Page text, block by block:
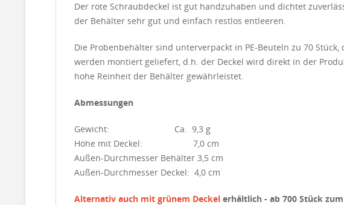
Der rote Schraubdeckel ist gut handzuhaben und dichtet
der Behälter sehr gut und einfach restlos entleeren.
Die Probenbehälter sind unterverpackt in PE-Beuteln zu 70
werden montiert geliefert, d.h. der Deckel wird direkt in der
hohe Reinheit der Behälter gewährleistet.
Abmessungen
Gewicht: Ca. 9,3 g
Höhe mit Deckel: 7,0 cm
Außen-Durchmesser Behälter 3,5 cm
Außen-Durchmesser Deckel: 4,0 cm
Alternativ auch mit grünem Deckel erhältlich - ab 700 Stück